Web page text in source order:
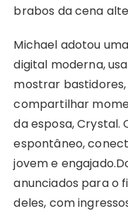
brabos da cena
Michael adotou
digital moderna,
mostrar
compartilhar
da esposa, Crystal.
espontâneo,
jovem e
anunciados para o
deles, com